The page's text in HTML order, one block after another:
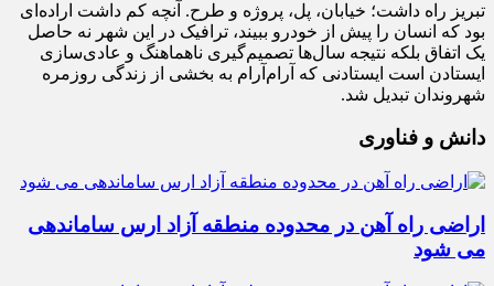
تبریز راه داشت؛ خیابان، پل، پروژه و طرح. آنچه کم داشت اراده‌ای
بود که انسان را پیش از خودرو ببیند، ترافیک در این شهر نه حاصل
یک اتفاق بلکه نتیجه سال‌ها تصمیم‌گیری ناهماهنگ و عادی‌سازی
ایستادن است ایستادنی که آرام‌آرام به بخشی از زندگی روزمره
شهروندان تبدیل شد.
دانش و فناوری
اراضی راه آهن در محدوده منطقه آزاد ارس ساماندهی
می شود